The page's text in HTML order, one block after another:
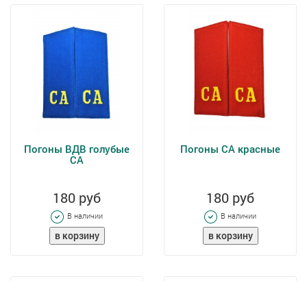
Погоны ВДВ голубые
СА
180 руб
В наличии
Погоны СА красные
180 руб
В наличии